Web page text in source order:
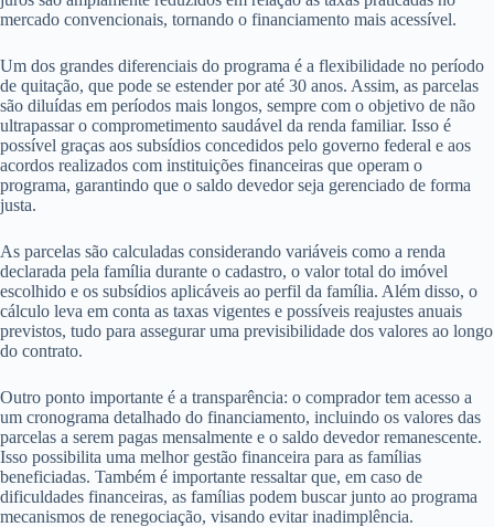
mercado convencionais, tornando o financiamento mais acessível.
Um dos grandes diferenciais do programa é a flexibilidade no período
de quitação, que pode se estender por até 30 anos. Assim, as parcelas
são diluídas em períodos mais longos, sempre com o objetivo de não
ultrapassar o comprometimento saudável da renda familiar. Isso é
possível graças aos subsídios concedidos pelo governo federal e aos
acordos realizados com instituições financeiras que operam o
programa, garantindo que o saldo devedor seja gerenciado de forma
justa.
As parcelas são calculadas considerando variáveis como a renda
declarada pela família durante o cadastro, o valor total do imóvel
escolhido e os subsídios aplicáveis ao perfil da família. Além disso, o
cálculo leva em conta as taxas vigentes e possíveis reajustes anuais
previstos, tudo para assegurar uma previsibilidade dos valores ao longo
do contrato.
Outro ponto importante é a transparência: o comprador tem acesso a
um cronograma detalhado do financiamento, incluindo os valores das
parcelas a serem pagas mensalmente e o saldo devedor remanescente.
Isso possibilita uma melhor gestão financeira para as famílias
beneficiadas. Também é importante ressaltar que, em caso de
dificuldades financeiras, as famílias podem buscar junto ao programa
mecanismos de renegociação, visando evitar inadimplência.